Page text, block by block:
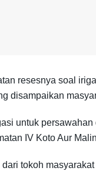
resesnya soal
disampaikan
untuk
IV Koto Aur
tokoh